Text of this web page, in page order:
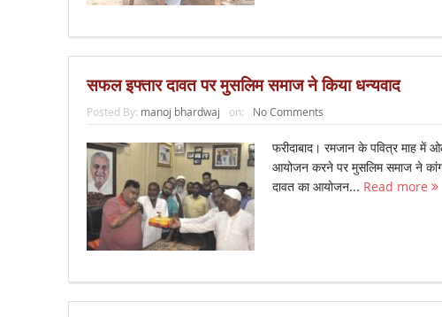
सफल इफ्तार दावत पर मुसलिम समाज ने किया धन्यवाद
Posted By: manoj bhardwaj on: No Comments
फरीदाबाद। रमजान के पवित्र माह में
आयोजन करने पर मुसलिम समाज ने
दावत का आयोजन... Read more